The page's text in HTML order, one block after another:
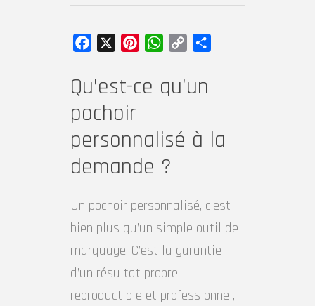
Facebook PinterestWhatsApp
Copy
Qu’est-ce qu’un
pochoir
personnalisé à la
demande ?
Un pochoir personnalisé, c’est
bien plus qu’un simple outil de
marquage. C’est la garantie
d’un résultat propre,
reproductible et professionnel,